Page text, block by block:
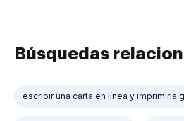
Búsquedas
escribir una carta en línea y imprimirla